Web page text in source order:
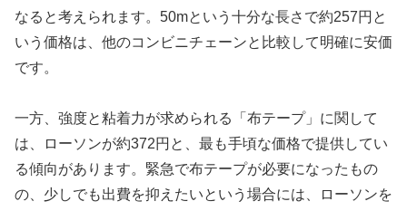
なると考えられます。50mという十分な長さで約257円と
いう価格は、他のコンビニチェーンと比較して明確に安価
です。
一方、強度と粘着力が求められる「布テープ」に関して
は、ローソンが約372円と、最も手頃な価格で提供してい
る傾向があります。緊急で布テープが必要になったもの
の、少しでも出費を抑えたいという場合には、ローソンを